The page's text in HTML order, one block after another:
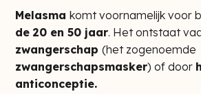
Melasma komt voornamelijk voor
de 20 en 50 jaar. Het ontstaat
zwangerschap (het zogenoemde
zwangerschapsmasker) of door
anticonceptie.